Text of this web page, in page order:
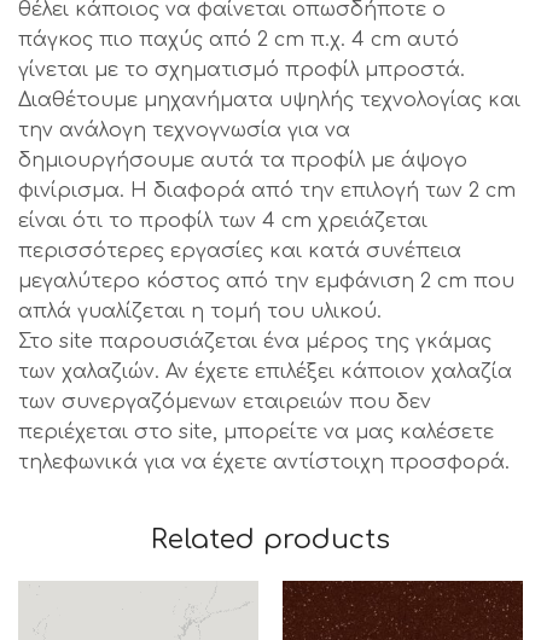
θέλει κάποιος να φαίνεται οπωσδήποτε ο
πάγκος πιο παχύς από 2 cm π.χ. 4 cm αυτό
γίνεται με το σχηματισμό προφίλ μπροστά.
Διαθέτουμε μηχανήματα υψηλής τεχνολογίας και
την ανάλογη τεχνογνωσία για να
δημιουργήσουμε αυτά τα προφίλ με άψογο
φινίρισμα. Η διαφορά από την επιλογή των 2 cm
είναι ότι το προφίλ των 4 cm χρειάζεται
περισσότερες εργασίες και κατά συνέπεια
μεγαλύτερο κόστος από την εμφάνιση 2 cm που
απλά γυαλίζεται η τομή του υλικού.
Στο site παρουσιάζεται ένα μέρος της γκάμας
των χαλαζιών. Αν έχετε επιλέξει κάποιον χαλαζία
των συνεργαζόμενων εταιρειών που δεν
περιέχεται στο site, μπορείτε να μας καλέσετε
τηλεφωνικά για να έχετε αντίστοιχη προσφορά.
Related products